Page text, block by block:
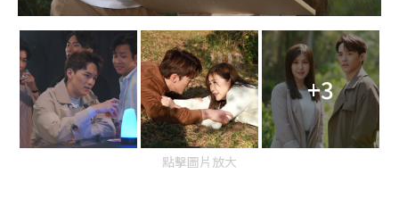
+3
點擊圖片放大